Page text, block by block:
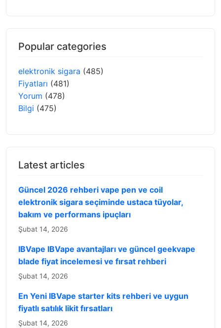
Popular categories
elektronik sigara (485)
Fiyatları (481)
Yorum (478)
Bilgi (475)
Latest articles
Güncel 2026 rehberi vape pen ve coil
elektronik sigara seçiminde ustaca tüyolar,
bakım ve performans ipuçları
Şubat 14, 2026
IBVape IBVape avantajları ve güncel geekvape
blade fiyat incelemesi ve fırsat rehberi
Şubat 14, 2026
En Yeni IBVape starter kits rehberi ve uygun
fiyatlı satılık likit fırsatları
Şubat 14, 2026